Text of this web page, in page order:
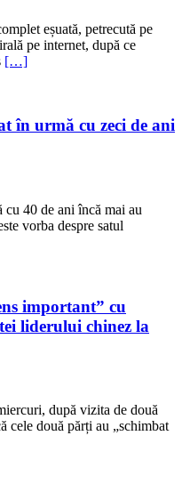
eșuată, petrecută pe
pe internet, după ce
[…]
în urmă cu zeci de ani
cu 40 de ani încă mai au
vorba despre satul
important” cu
liderului chinez la
după vizita de două
cele două părți au „schimbat